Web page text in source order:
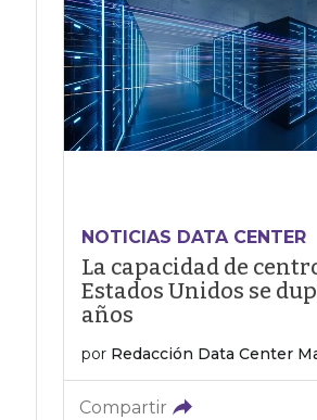
NOTICIAS DATA CENTER
La capacidad de
Estados Unidos se
años
por Redacción Data Center
Compartir